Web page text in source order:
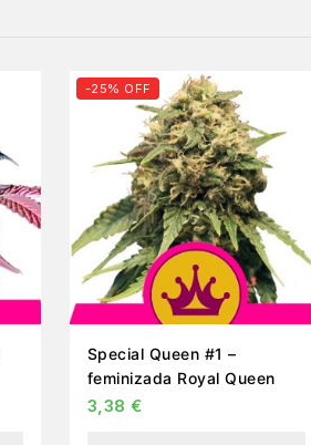
-25% OFF
Special Queen #1 –
feminizada Royal Queen
3,38 €